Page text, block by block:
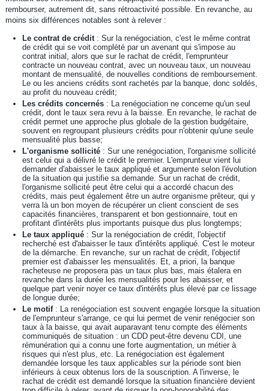
rembourser, autrement dit, sans rétroactivité possible. En revanche, au
moins six différences notables sont à relever :
Le contrat de crédit: Sur la renégociation, c'est le même contrat
de crédit qui se voit complété par un avenant qui s'impose au
contrat initial, alors que sur le rachat de crédit, l'emprunteur
contracte un nouveau contrat, avec un nouveau taux, un nouveau
montant de mensualité, de nouvelles conditions de remboursement.
Le ou les anciens crédits sont rachetés par la banque, donc soldés,
au profit du nouveau crédit;
Les crédits concernés: La renégociation ne concerne qu'un seul
crédit, dont le taux sera revu à la baisse. En revanche, le rachat de
crédit permet une approche plus globale de la gestion budgétaire,
souvent en regroupant plusieurs crédits pour n'obtenir qu'une seule
mensualité plus basse;
L'organisme sollicité : Sur une renégociation, l'organisme sollicité
est celui qui a délivré le crédit le premier. L'emprunteur vient lui
demander d'abaisser le taux appliqué et argumente selon l'évolution
de la situation qui justifie sa demande. Sur un rachat de crédit,
l'organisme sollicité peut être celui qui a accordé chacun des
crédits, mais peut également être un autre organisme prêteur, qui y
verra là un bon moyen de récupérer un client conscient de ses
capacités financières, transparent et bon gestionnaire, tout en
profitant d'intérêts plus importants puisque dus plus longtemps;
Le taux appliqué: Sur la renégociation de crédit, l'objectif
recherché est d'abaisser le taux d'intérêts appliqué. C'est le moteur
de la démarche. En revanche, sur un rachat de crédit, l'objectif
premier est d'abaisser les mensualités. Et, a priori, la banque
racheteuse ne proposera pas un taux plus bas, mais étalera en
revanche dans la durée les mensualités pour les abaisser, et
quelque part venir noyer ce taux d'intérêts plus élevé par ce lissage
de longue durée;
Le motif : La renégociation est souvent engagée lorsque la situation
de l'emprunteur s'arrange, ce qui lui permet de venir renégocier son
taux à la baisse, qui avait auparavant tenu compte des éléments
communiqués de situation : un CDD peut-être devenu CDI, une
rémunération qui a connu une forte augmentation, un métier à
risques qui n'est plus, etc. La renégociation est également
demandée lorsque les taux applicables sur la période sont bien
inférieurs à ceux obtenus lors de la souscription. A l'inverse, le
rachat de crédit est demandé lorsque la situation financière devient